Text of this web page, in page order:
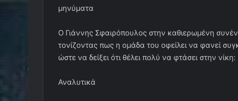
μηνύματα
Ο Γιάννης Σφαιρόπουλος στην καθιερωμένη
τονίζοντας πως η ομάδα του οφείλει να φανεί
ώστε να δείξει ότι θέλει πολύ να φτάσει στην νίκη:
Αναλυτικά